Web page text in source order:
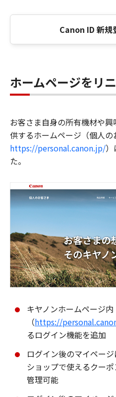
Canon ID 新規
ホームページをリ
お客さま自身の所有機材や
供するホームページ（個人の
https://personal.canon.jp/）
た。
キヤノンホームページ
（https://
るログイン機能を追加
ログイン後のマイペー
ショップで使えるクー
管理可能